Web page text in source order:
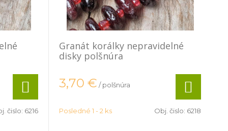
čislo: 6216
Granát korálky nepravidelné
disky polšnúra
3,70 € / polšnúra
Posledné 1 - 2 ks Obj. čislo: 6218